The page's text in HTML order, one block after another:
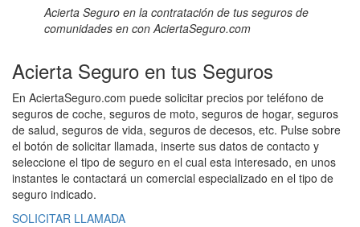
Acierta Seguro en la contratación de tus seguros de
comunidades en con AciertaSeguro.com
Acierta Seguro en tus Seguros
En AciertaSeguro.com puede solicitar precios por teléfono de
seguros de coche, seguros de moto, seguros de hogar, seguros
de salud, seguros de vida, seguros de decesos, etc. Pulse sobre
el botón de solicitar llamada, inserte sus datos de contacto y
seleccione el tipo de seguro en el cual esta interesado, en unos
instantes le contactará un comercial especializado en el tipo de
seguro indicado.
SOLICITAR LLAMADA